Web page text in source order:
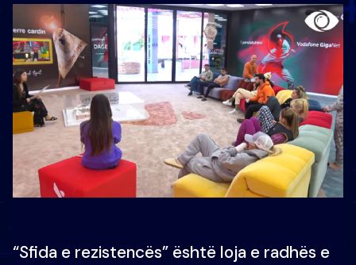
“Sfida e rezistencës” është loja e radhës e